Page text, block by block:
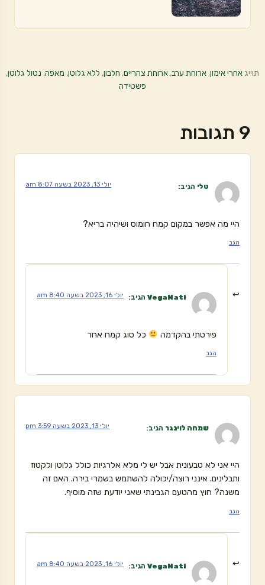
תוייג אחרי אימון, ארוחת ערב, ארוחת צהריים, חלבון, ללא גלוטן, מאפה, נטול גלוטן,
פשטידה
9 תגובות
טלי הגיב: יולי 13, 2023 בשעה 8:07 am
היי מה אפשר במקום קמח חומוס ושיהיה בריא?
הגב
VegaNati הגיב: יולי 16, 2023 בשעה 8:40 am
פירטתי בהקדמה כל סוג קמח אחר
הגב
שמחה לוינגר הגיב: יולי 13, 2023 בשעה 3:59 pm
היי אני לא טבעונית אבל יש לי מלא אלרגיות כולל גלוטן ולקטוז
ותבלינים. אינני רוצה/יכולה להשתמש בשמרי בירה. האם זה
משנה? חוץ מהטעם הגבינתי שאני יודעת שזה מוסיף.
הגב
VegaNati הגיב: יולי 16, 2023 בשעה 8:40 am